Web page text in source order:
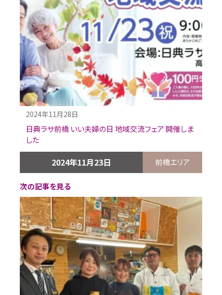
2024年11月28日
日典ラサ前橋 いい夫婦の日 地域交流フェア 開催しま
した
2024年11月23日 前橋エリア
次の記事を見る